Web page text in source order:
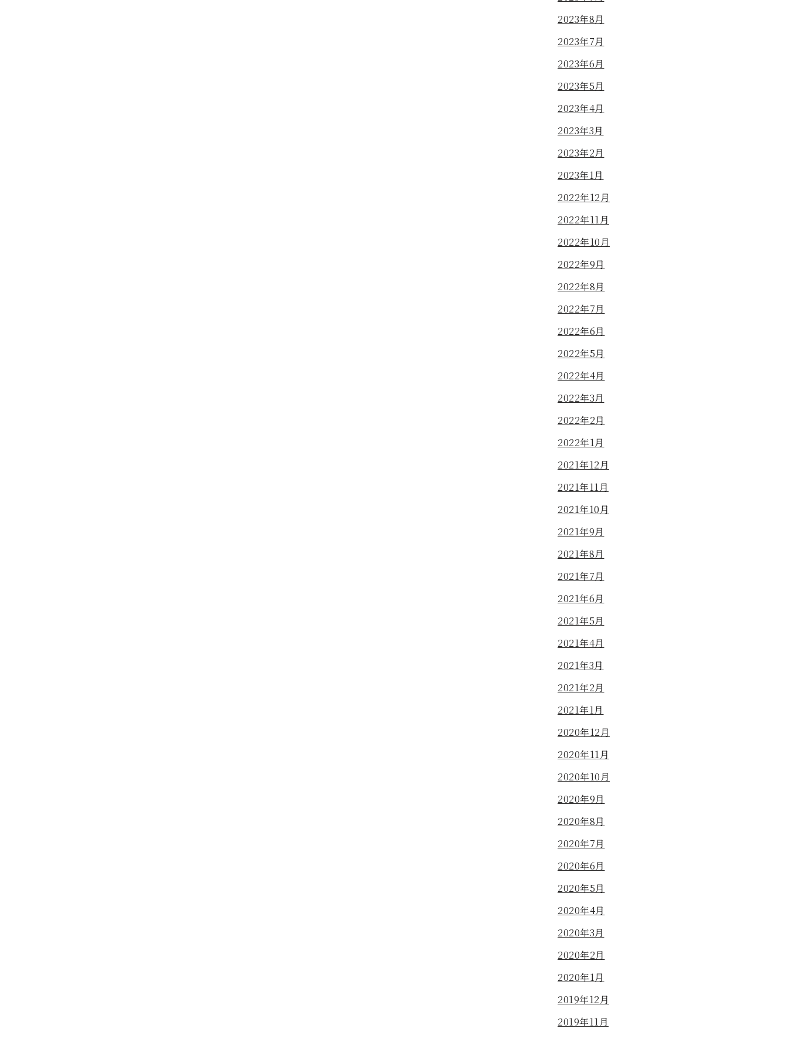
2023年8月
2023年7月
2023年6月
2023年5月
2023年4月
2023年3月
2023年2月
2023年1月
2022年12月
2022年11月
2022年10月
2022年9月
2022年8月
2022年7月
2022年6月
2022年5月
2022年4月
2022年3月
2022年2月
2022年1月
2021年12月
2021年11月
2021年10月
2021年9月
2021年8月
2021年7月
2021年6月
2021年5月
2021年4月
2021年3月
2021年2月
2021年1月
2020年12月
2020年11月
2020年10月
2020年9月
2020年8月
2020年7月
2020年6月
2020年5月
2020年4月
2020年3月
2020年2月
2020年1月
2019年12月
2019年11月